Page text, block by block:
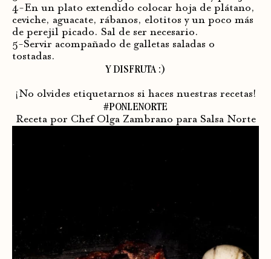
4️-En un plato extendido colocar hoja de plátano,
ceviche, aguacate, rábanos, elotitos y un poco más
de perejil picado. Sal de ser necesario.
5️-Servir acompañado de galletas saladas o
tostadas.
Y DISFRUTA :)
¡No olvides etiquetarnos si haces nuestras recetas!
#PONLENORTE
Receta por Chef Olga Zambrano para Salsa Norte